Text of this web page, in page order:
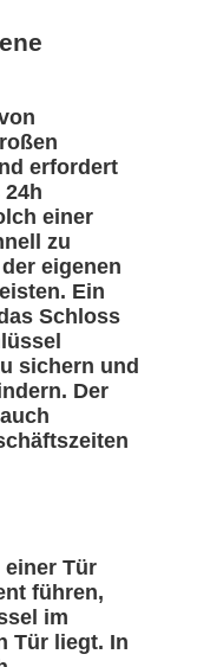
erfordert
einer
zu
eigenen
Ein
Schloss
sichern und
Der
einer Tür
führen,
im
Tür liegt. In